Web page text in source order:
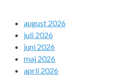
august 2026
juli 2026
juni 2026
maj 2026
april 2026